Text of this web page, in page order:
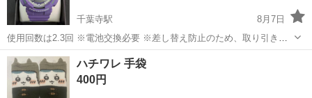
千葉寺駅
8月7日
使用回数は2.3回 ※電池交換必要 ※差し替え防止のため、取り引き後
に 返品やキャンセルはお受けできません。 ※値下げは徐々にしていき
ますので、 値下げコメントはスルーします。
千葉 千葉市 千葉寺駅 アクセサリー
ハチワレ 手袋
400円